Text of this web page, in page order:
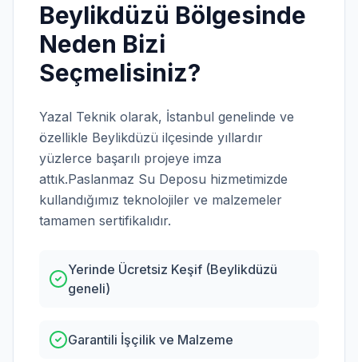
Beylikdüzü Bölgesinde
Neden Bizi
Seçmelisiniz?
Yazal Teknik olarak, İstanbul genelinde ve
özellikle Beylikdüzü ilçesinde yıllardır
yüzlerce başarılı projeye imza
attık.Paslanmaz Su Deposu hizmetimizde
kullandığımız teknolojiler ve malzemeler
tamamen sertifikalıdır.
Yerinde Ücretsiz Keşif (Beylikdüzü
geneli)
Garantili İşçilik ve Malzeme